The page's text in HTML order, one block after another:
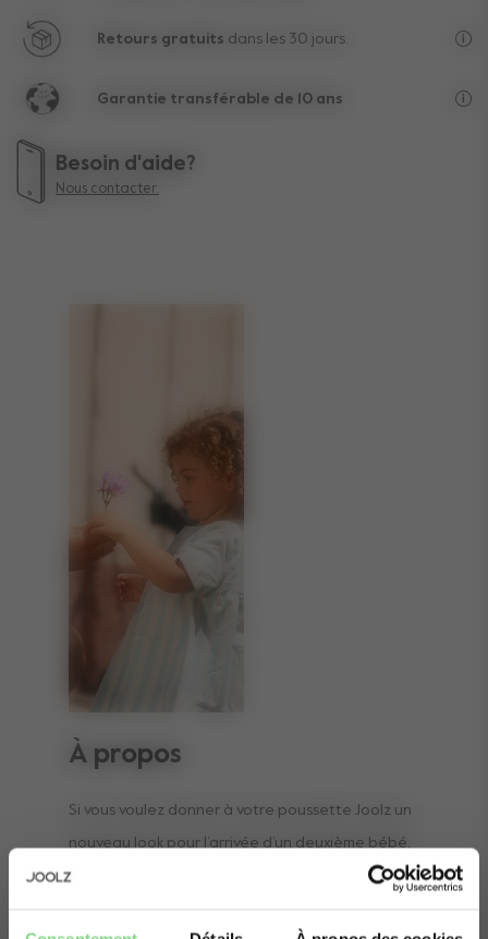
Retours gratuits dans les 30 jours.
Garantie transférable de 10 ans
Besoin d'aide?
Nous contacter.
À propos
Si vous voulez donner à votre poussette Joolz un
nouveau look pour l’arrivée d’un deuxième bébé,
ou si vos roues actuelles sont endommagées,